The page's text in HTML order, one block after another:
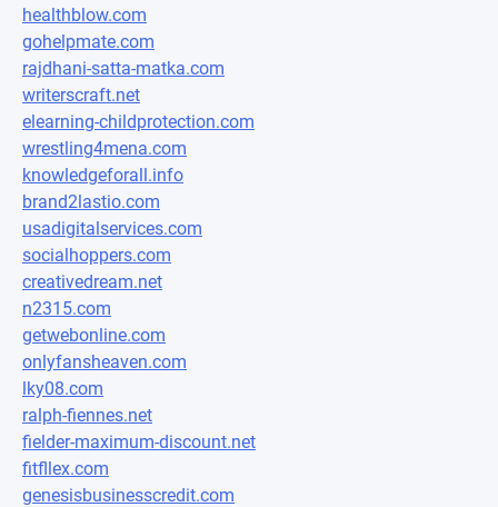
healthblow.com
gohelpmate.com
rajdhani-satta-matka.com
writerscraft.net
elearning-childprotection.com
wrestling4mena.com
knowledgeforall.info
brand2lastio.com
usadigitalservices.com
socialhoppers.com
creativedream.net
n2315.com
getwebonline.com
onlyfansheaven.com
lky08.com
ralph-fiennes.net
fielder-maximum-discount.net
fitfllex.com
genesisbusinesscredit.com